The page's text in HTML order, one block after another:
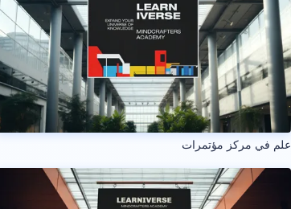
علم في مركز مؤتمرات